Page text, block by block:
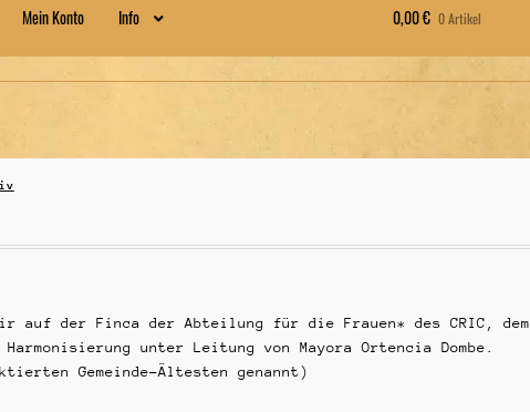
Mein Konto Info 0,00€ 0 Artikel
auf der Finca der Abteilung für die Frauen* des CRIC, dem
unter Leitung von Mayora Ortencia Dombe.
Gemeinde-Ältesten genannt)